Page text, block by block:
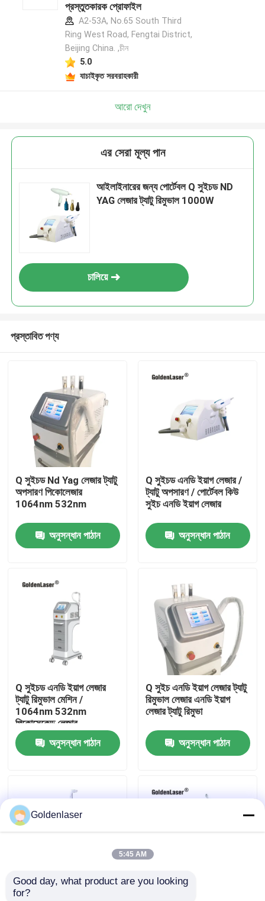
আমাদের সম্পর্কে
কারখানা ভ্রমণ
যোগাযোগ করুন
উদ্ধৃতির জন্য আবেদন
প্রস্তুতকারক প্রোফাইল
A2-53A, No.65 South Third
Ring West Road, Fengtai District,
Beijing China. ,চীন
5.0
যাচাইকৃত সরবরাহকারী
আরো দেখুন
এর সেরা মূল্য পান
আইলাইনারের জন্য পোর্টেবল Q সুইচড ND
YAG লেজার ট্যাটু রিমুভাল 1000W
চালিয়ে
প্রস্তাবিত পণ্য
Q সুইচড Nd Yag লেজার ট্যাটু
অপসারণ পিকোলেজার
1064nm 532nm
অনুসন্ধান পাঠান
Q সুইচড এনডি ইয়াগ লেজার /
ট্যাটু অপসারণ / পোর্টেবল কিউ
সুইচ এনডি ইয়াগ লেজার
অনুসন্ধান পাঠান
Q সুইচড এনডি ইয়াগ লেজার
ট্যাটু রিমুভাল মেশিন /
1064nm 532nm
পিকোসেকেন্ড লেজার
অনুসন্ধান পাঠান
Q সুইচ এনডি ইয়াগ লেজার ট্যাটু
রিমুভাল লেজার এনডি ইয়াগ
লেজার ট্যাটু রিমুভা
অনুসন্ধান পাঠান
Picolaser 1064nm
Goldenlaser
5:45 AM
Good day, what product are you looking
for?